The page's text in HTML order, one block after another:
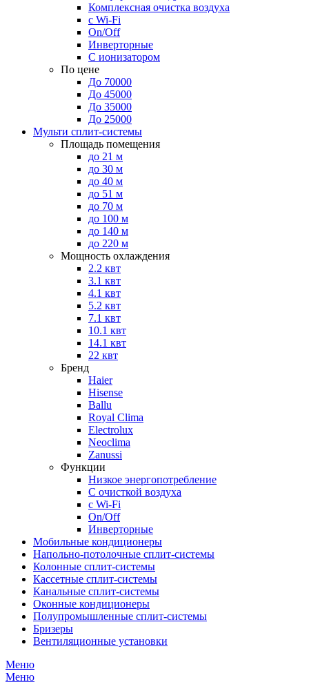
Комплексная очистка воздуха
с Wi-Fi
On/Off
Инверторные
С ионизатором
По цене
До 70000
До 45000
До 35000
До 25000
Мульти сплит-системы
Площадь помещения
до 21 м
до 30 м
до 40 м
до 51 м
до 70 м
до 100 м
до 140 м
до 220 м
Мощность охлаждения
2.2 квт
3.1 квт
4.1 квт
5.2 квт
7.1 квт
10.1 квт
14.1 квт
22 квт
Бренд
Haier
Hisense
Ballu
Royal Clima
Electrolux
Neoclima
Zanussi
Функции
Низкое энергопотребление
С очисткой воздуха
с Wi-Fi
On/Off
Инверторные
Мобильные кондиционеры
Напольно-потолоч​ные ​сплит-системы
Колонные ​​сплит-системы
Кассетные сплит-системы
Канальные сплит-системы
Оконные кондиционеры
Полупромышленные сплит-системы
Бризеры
Вентиляционные установки
Меню
Меню